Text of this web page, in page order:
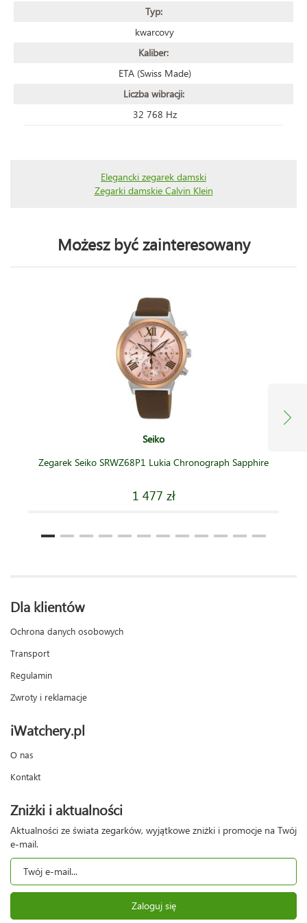
Typ:
kwarcovy
Kaliber:
ETA (Swiss Made)
Liczba wibracji:
32 768 Hz
Elegancki zegarek damski
Zegarki damskie Calvin Klein
Możesz być zainteresowany
Seiko
Zegarek Seiko SRWZ68P1 Lukia Chronograph Sapphire
1 477 zł
Dla klientów
Ochrona danych osobowych
Transport
Regulamin
Zwroty i reklamacje
iWatchery.pl
O nas
Kontakt
Zniżki i aktualności
Aktualności ze świata zegarków, wyjątkowe zniżki i promocje na Twój
e-mail.
Zaloguj się